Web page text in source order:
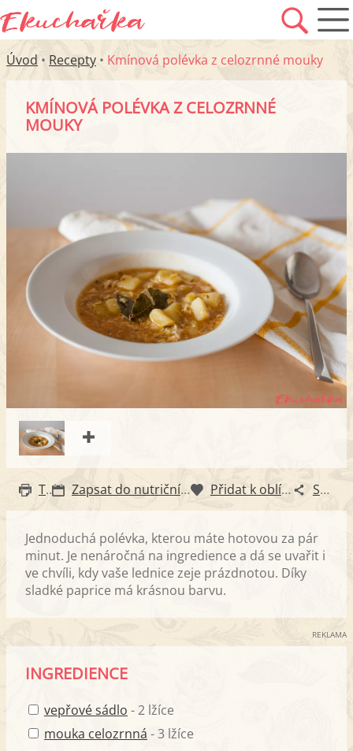
Úvod • Recepty • Kmínová polévka z celozrnné mouky
KMÍNOVÁ POLÉVKA Z CELOZRNNÉ
MOUKY
Tisk Zapsat do nutričního diáře Přidat k oblíbeným Sdílet
Jednoduchá polévka, kterou máte hotovou za pár
minut. Je nenáročná na ingredience a dá se uvařit i
ve chvíli, kdy vaše lednice zeje prázdnotou. Díky
sladké paprice má krásnou barvu.
REKLAMA
INGREDIENCE
vepřové sádlo - 2 lžíce
mouka celozrnná - 3 lžíce